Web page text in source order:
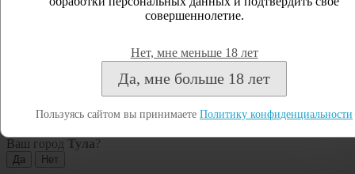
Посмотреть все результаты
Ваш город Тула ?
совершеннолетие.
Нет, мне меньше 18 лет
Да, мне больше 18 лет
Пользуясь сайтом вы принимаете Политику конфиденциальности